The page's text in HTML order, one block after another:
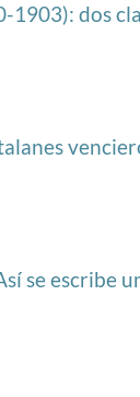
1903): dos
se escribe